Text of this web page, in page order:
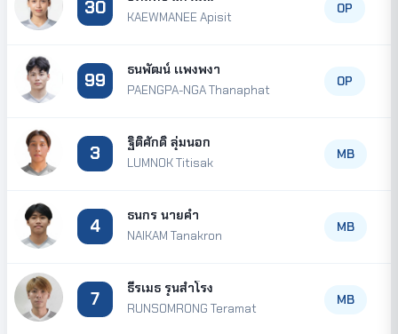
30 KAEWMANEE Apisit
OP
99 ธนพัฒน์ เเพงพงา
PAENGPA-NGA Thanaphat
OP
3 ฐิติศักดิ์ ลุ่มนอก
LUMNOK Titisak
MB
4 ธนกร นายคำ
NAIKAM Tanakron
MB
7 ธีรเมธ รุนสำโรง
RUNSOMRONG Teramat
MB